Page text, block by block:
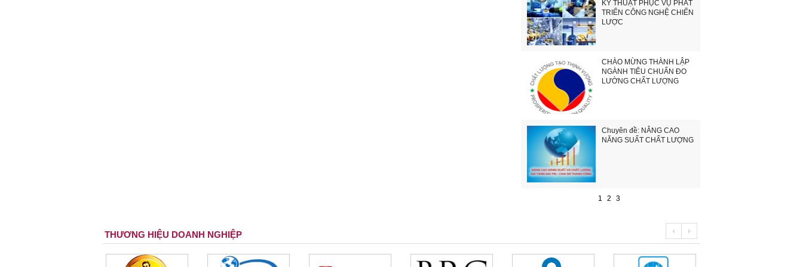
KỸ THUẬT PHỤC VỤ PHÁT
TRIỂN CÔNG NGHỆ CHIẾN
LƯỢC
CHÀO MỪNG THÀNH LẬP
NGÀNH TIÊU CHUẨN ĐO
LƯỜNG CHẤT LƯỢNG
Chuyên đề: NÂNG CAO
NĂNG SUẤT CHẤT LƯỢNG
1 2 3
THƯƠNG HIỆU DOANH NGHIỆP